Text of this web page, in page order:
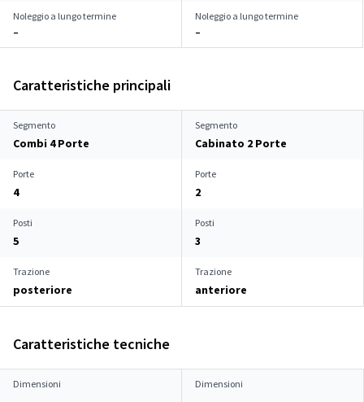
Noleggio a lungo termine
–
Noleggio a lungo termine
–
Caratteristiche principali
Segmento
Combi 4 Porte
Segmento
Cabinato 2 Porte
Porte
4
Porte
2
Posti
5
Posti
3
Trazione
posteriore
Trazione
anteriore
Caratteristiche tecniche
Dimensioni Dimensioni